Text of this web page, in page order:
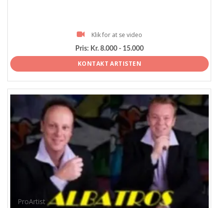
Klik for at se video
Pris: Kr. 8.000 - 15.000
KONTAKT ARTISTEN
ProArtist